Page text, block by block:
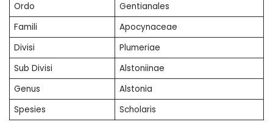
Ordo
Gentianales
Famili
Apocynaceae
Divisi
Plumeriae
Sub Divisi
Alstoniinae
Genus
Alstonia
Spesies
Scholaris